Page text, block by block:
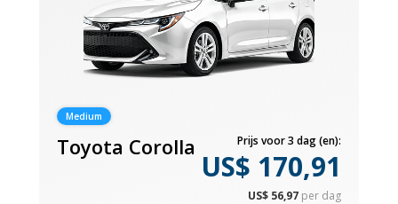
Medium
Toyota Corolla Prijs voor 3 dag (en):
US$ 170,91
US$ 56,97 per dag